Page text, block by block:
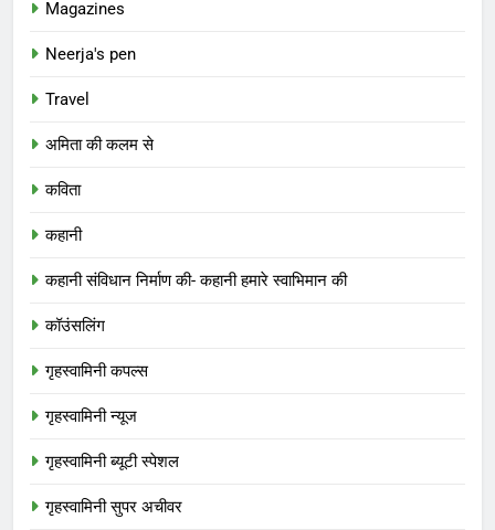
Magazines
Neerja's pen
Travel
अमिता की कलम से
कविता
कहानी
कहानी संविधान निर्माण की- कहानी हमारे स्वाभिमान की
कॉउंसलिंग
गृहस्वामिनी कपल्स
गृहस्वामिनी न्यूज
गृहस्वामिनी ब्यूटी स्पेशल
गृहस्वामिनी सुपर अचीवर